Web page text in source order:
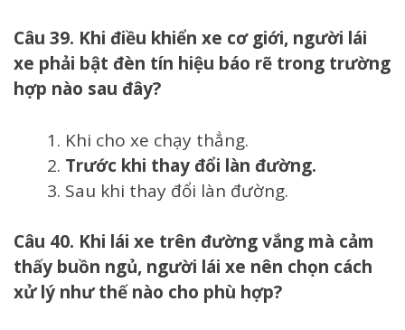
Câu 39. Khi điều khiển xe cơ giới, người lái
xe phải bật đèn tín hiệu báo rẽ trong trường
hợp nào sau đây?
Khi cho xe chạy thẳng.
Trước khi thay đổi làn đường.
Sau khi thay đổi làn đường.
Câu 40. Khi lái xe trên đường vắng mà cảm
thấy buồn ngủ, người lái xe nên chọn cách
xử lý như thế nào cho phù hợp?